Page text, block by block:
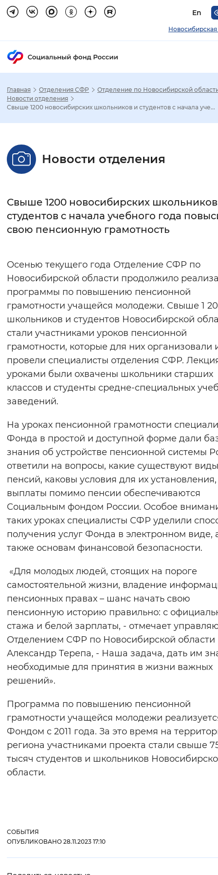
En
Новосибирская
Настройка режима отображения
Стандартный Увеличенный
Интервал между буквами
Цвет сайта
Инверсивный
Синий фон
Изображения
Включены Выключены
Звуковой ассистент
Вернуть стандартные настройки
Главная Отделения СФР
Отделение по Новосибирской
Новости отделения
Свыше 1200 новосибирских школьников и студентов с начала уче...
Новости отделения
Свыше 1200 новосибирских
студентов с начала учебного года
свою пенсионную грамотность
Осенью текущего года Отделение СФР по
Новосибирской области продолжило
программы по повышению пенсионной
грамотности учащейся молодежи. Свыше 1
школьников и студентов Новосибирской
стали участниками уроков пенсионной
грамотности, которые для них организовали
провели специалисты отделения СФР.
уроками были охвачены школьники старших
классов и студенты средне-специальных
заведений.
На уроках пенсионной грамотности
Фонда в простой и доступной форме дали
знания об устройстве пенсионной системы
ответили на вопросы, какие существуют виды
пенсий, каковы условия для их
выплаты помимо пенсии обеспечиваются
Социальным фондом России. Особое
таких уроках специалисты СФР уделили
получения услуг Фонда в электронном виде,
также основам финансовой безопасности.
«Для молодых людей, стоящих на пороге
самостоятельной жизни, владение
пенсионных правах – шанс начать свою
пенсионную историю правильно: с
стажа и белой зарплаты, - отмечает
Отделением СФР по Новосибирской области
Александр Терепа, - Наша задача, дать им
необходимые для принятия в жизни важных
решений».
Программа по повышению пенсионной
грамотности учащейся молодежи
Фондом с 2011 года. За это время на
региона участниками проекта стали свыше
тысяч студентов и школьников
области.
СОБЫТИЯ
ОПУБЛИКОВАНО 28.11.2023 17:10